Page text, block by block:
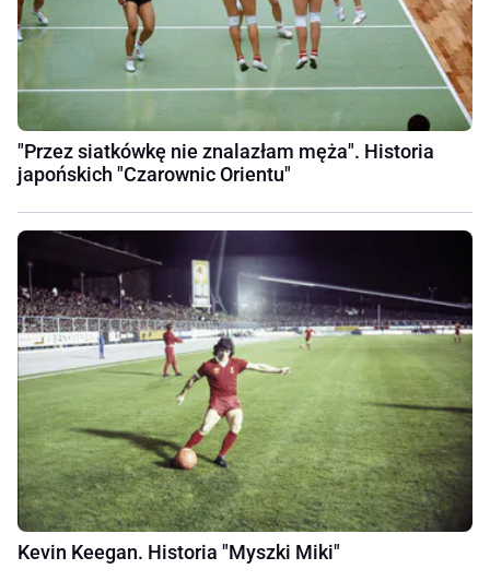
"Przez siatkówkę nie znalazłam męża". Historia
japońskich "Czarownic Orientu"
Kevin Keegan. Historia "Myszki Miki"